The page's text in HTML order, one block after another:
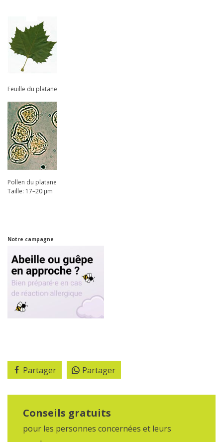
Feuille du platane
Pollen du platane
Taille: 17–20 µm
Notre campagne
Partager Partager
Conseils gratuits
pour les personnes concernées et leurs